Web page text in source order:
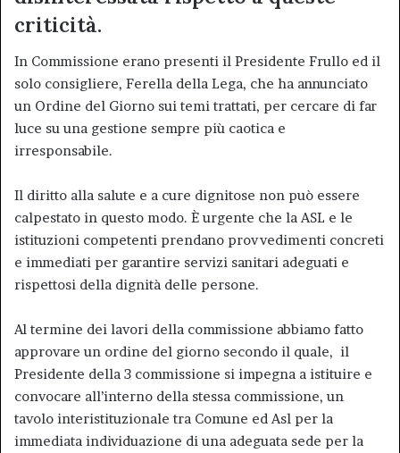
criticità.
In Commissione erano presenti il Presidente Frullo ed il
solo consigliere, Ferella della Lega, che ha annunciato
un Ordine del Giorno sui temi trattati, per cercare di far
luce su una gestione sempre più caotica e
irresponsabile.
Il diritto alla salute e a cure dignitose non può essere
calpestato in questo modo. È urgente che la ASL e le
istituzioni competenti prendano provvedimenti concreti
e immediati per garantire servizi sanitari adeguati e
rispettosi della dignità delle persone.
Al termine dei lavori della commissione abbiamo fatto
approvare un ordine del giorno secondo il quale, il
Presidente della 3 commissione si impegna a istituire e
convocare all’interno della stessa commissione, un
tavolo interistituzionale tra Comune ed Asl per la
immediata individuazione di una adeguata sede per la